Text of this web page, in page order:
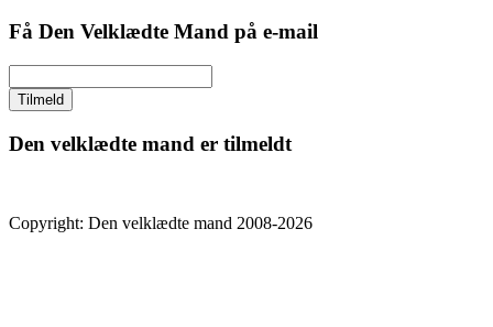
Få Den Velklædte Mand på e-mail
Den velklædte mand er tilmeldt
Copyright: Den velklædte mand 2008-2026